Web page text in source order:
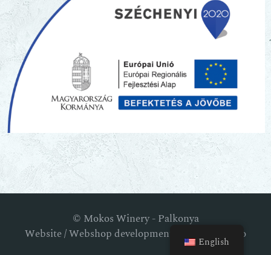
© Mokos Winery - Palkonya
Website / Webshop development: RM Webstudio
English